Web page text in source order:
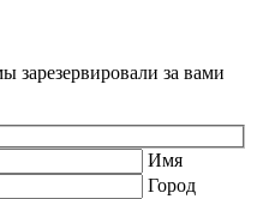
зарезервировали за вами
Имя
Город